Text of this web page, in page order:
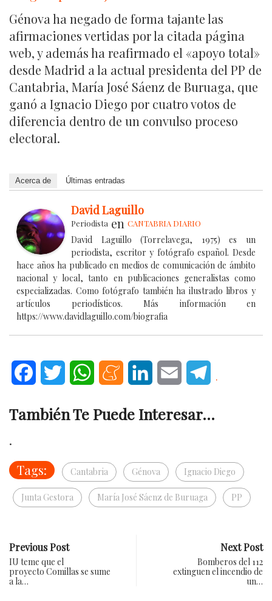
Génova ha negado de forma tajante las
afirmaciones vertidas por la citada página
web, y además ha reafirmado el «apoyo total»
desde Madrid a la actual presidenta del PP de
Cantabria, María José Sáenz de Buruaga, que
ganó a Ignacio Diego por cuatro votos de
diferencia dentro de un convulso proceso
electoral.
Acerca de Últimas entradas
David Laguillo
Periodista en CANTABRIA DIARIO
David Laguillo (Torrelavega, 1975) es un
periodista, escritor y fotógrafo español. Desde
hace años ha publicado en medios de comunicación de ámbito
nacional y local, tanto en publicaciones generalistas como
especializadas. Como fotógrafo también ha ilustrado libros y
artículos periodísticos. Más información en
https://www.davidlaguillo.com/biografia
FacebookTwitter WhatsAppMeneameLinkedInEmail .
También Te Puede Interesar...
.
Tags:
Cantabria Génova Ignacio Diego
Junta Gestora María José Sáenz de Buruaga PP
Previous Post
IU teme que el
proyecto Comillas se sume
a la…
Next Post
Bomberos del 112
extinguen el incendio de
un…